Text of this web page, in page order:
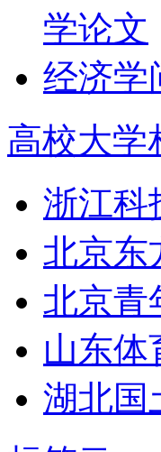
学论文
经济学
高校大学
浙江科
北京东
北京青
山东体
湖北国